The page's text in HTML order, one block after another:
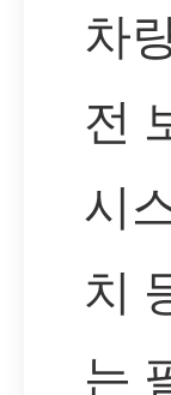
차
전
시
치
는